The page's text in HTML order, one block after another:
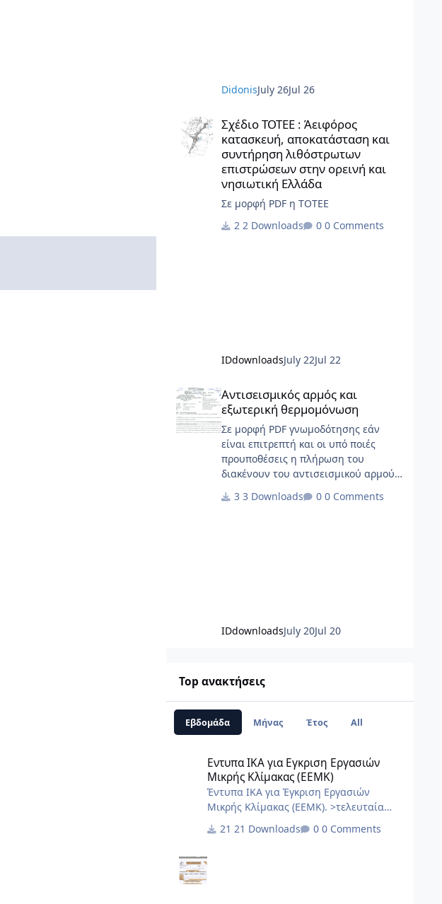
strategies + architecture. Για άδειες
μετάφρασης: contact@st-ar.nl www.st-
ar.nl
DidonisJuly 26Jul 26
Σχέδιο ΤΟΤΕΕ : Άειφόρος κατασκευή, αποκατάσταση
Σχέδιο ΤΟΤΕΕ : Άειφόρος
κατασκευή, αποκατάσταση και
συντήρηση λιθόστρωτων
επιστρώσεων στην ορεινή και
νησιωτική Ελλάδα
Σε μορφή PDF η ΤΟΤΕΕ
2 Downloads
0 Comments
IDdownloadsJuly 22Jul 22
Αντισεισμικός αρμός και
εξωτερική θερμομόνωση
Σε μορφή PDF γνωμοδότησης εάν
είναι επιτρεπτή και οι υπό ποιές
προυποθέσεις η πλήρωση του
διακένουν του αντισεισμικού αρμού
3 Downloads 0 Comments
IDdownloadsJuly 20Jul 20
Top ανακτήσεις
Εβδομάδα Μήνας Έτος All
Εντυπα ΙΚΑ για Εγκριση Εργασιών
Μικρής Κλίμακας (ΕΕΜΚ)
Έντυπα ΙΚΑ για Έγκριση Εργασιών
Μικρής Κλίμακας (ΕΕΜΚ). >τελευταία
ενημέρωση 10/2017< 8.Τεχνική Εκθεση
I.K.A.docx 2.3.Εξουσιοδότηση αίτησης –
3_3.docx 2.2.Εξουσιοδότηση κατάθεσης
21 Downloads 0 Comments